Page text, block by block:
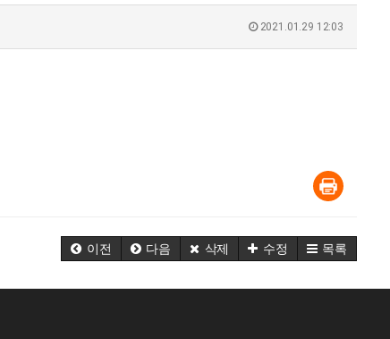
2021.01.29 12:03
이전 다음 삭제 수정 목록